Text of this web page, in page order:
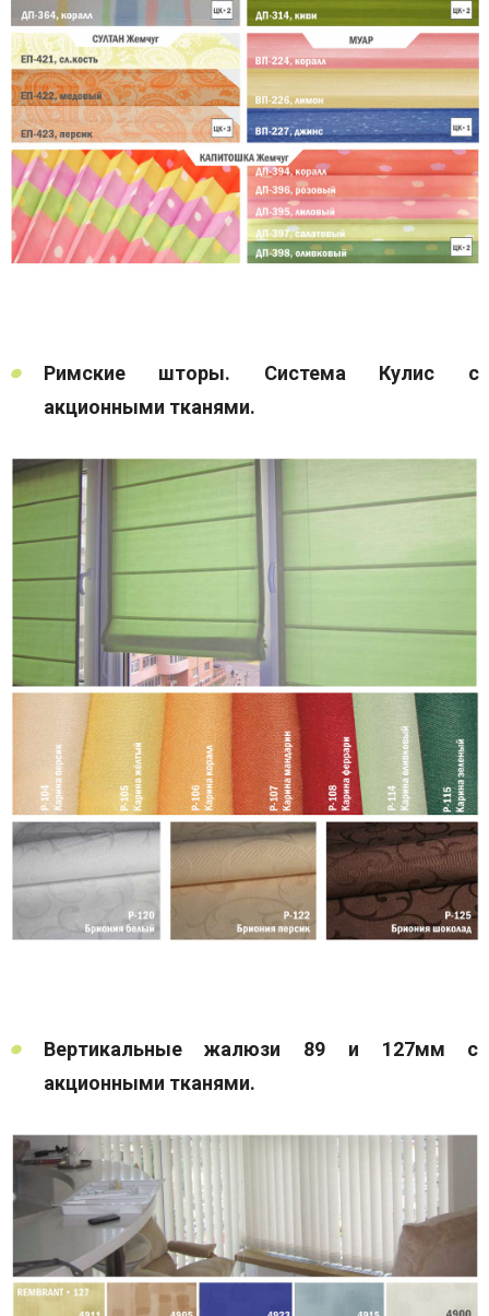
Римские шторы. Система Кулис с
акционными тканями.
Вертикальные жалюзи 89 и 127мм с
акционными тканями.